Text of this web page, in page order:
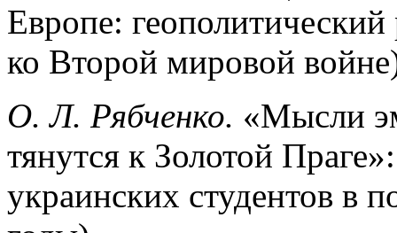
Европе:
ко Второй мировой
О. Л. Рябченко. «Мысли
тянутся к Золотой
украинских студентов в